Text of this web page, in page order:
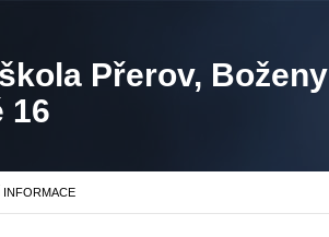
Přerov, Boženy
16
INFORMACE